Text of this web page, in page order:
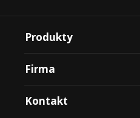
Produkty
Firma
Kontakt